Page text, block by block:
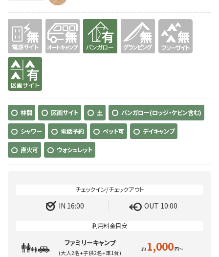
無 無 有り
有り
林間 区画サイト 土 バンガロー(ロッジ・ケビン含む)
シャワー 電話予約 ペット可 デイキャンプ
直火可 ウォシュレット
IN 16:00 OUT 10:00
ファミリーキャンプ
(大人2名+子供2名+車1台) 1,000